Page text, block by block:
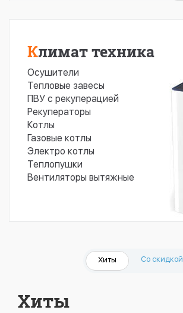
Климат техника
Осушители
Тепловые завесы
ПВУ с рекуперацией
Рекуператоры
Котлы
Газовые котлы
Электро котлы
Теплопушки
Вентиляторы вытяжные
Хиты Со скидкой
Хиты